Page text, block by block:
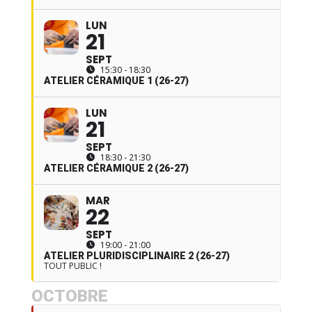
LUN
21
SEPT
15:30 - 18:30
ATELIER CÉRAMIQUE 1 (26-27)
LUN
21
SEPT
18:30 - 21:30
ATELIER CÉRAMIQUE 2 (26-27)
MAR
22
SEPT
19:00 - 21:00
ATELIER PLURIDISCIPLINAIRE 2 (26-27)
TOUT PUBLIC !
OCTOBRE